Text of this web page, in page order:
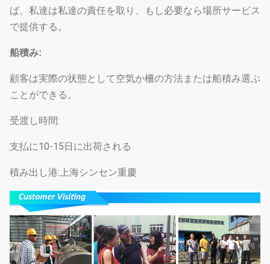
ば、私達は私達の責任を取り、もし必要なら場所サービス
で提供する。
船積み:
顧客は実際の状態として空気か柵の方法または船積み選ぶ
ことができる。
受渡し時間:
支払に10-15日に出荷される
積み出し港:上海シンセン重慶